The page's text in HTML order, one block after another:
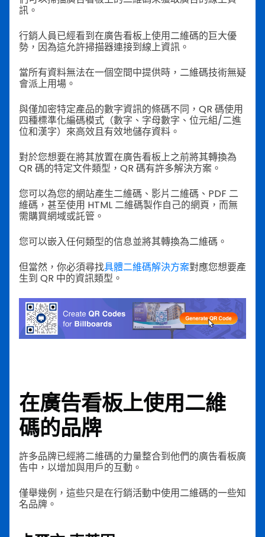
訊。
行銷人員已經看到在廣告看板上使用二維碼的巨大優
勢，因為這允許掃描器連接到線上資訊。
當所有資料無法在一個空間中提供時，二維碼技術無疑
會派上用場。
與僅加密特定產品的數字資訊的條碼不同，QR 碼使用
四種標準化編碼模式（數字、字母數字、位元組/二進
位和漢字）來高效且有效地儲存資料。
對於您想要在將其放置在廣告看板上之前將其轉換為
QR 碼的特定文件類型，QR 碼有許多解決方案。
您可以為您的網站產生二維碼、影片二維碼、PDF 二
維碼，甚至使用 HTML 二維碼製作自己的網頁，而無
需購買網域或託管。
您可以嵌入任何類型的信息並將其轉換為二維碼。
但當然，你必須尋找具體二維碼解決方案對應您想要產
生到 QR 中的資訊類型。
在廣告看板上使用二維
碼的品牌
許多品牌已經將二維碼的力量整合到他們的廣告看板廣
告中，以增加與用戶的互動。
僅舉幾例，這些只是在行銷活動中使用二維碼的一些知
名品牌。